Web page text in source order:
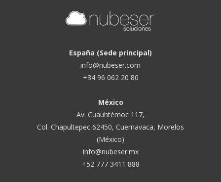
España (Sede principal)
info@nubeser.com
+34 96 062 20 80
México
Av. Cuauhtémoc 117,
Col. Chapultepec 62450, Cuernavaca, Morelos
(México)
info@nubeser.mx
+52 777 3411 888